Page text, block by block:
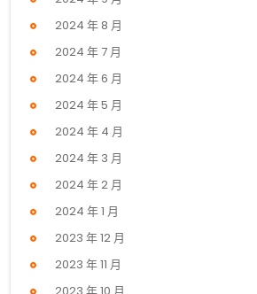
2024 年 8 月
2024 年 7 月
2024 年 6 月
2024 年 5 月
2024 年 4 月
2024 年 3 月
2024 年 2 月
2024 年 1 月
2023 年 12 月
2023 年 11 月